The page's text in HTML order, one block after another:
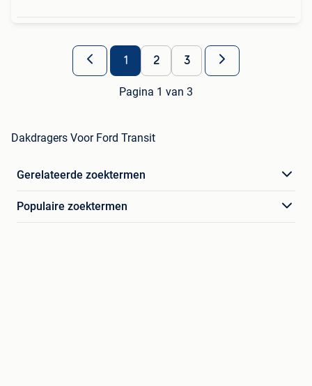
1 2 3
Pagina 1 van 3
Dakdragers Voor Ford Transit
Gerelateerde zoektermen
Populaire zoektermen